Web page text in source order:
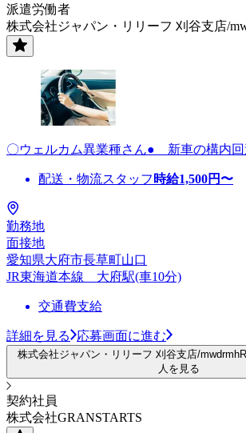
派遣労働者
株式会社ジャパン・リリーフ 刈谷支店/
〇ウェルカム異業種さん● 新車の構内
配送・物流スタッフ 時給1,500円〜
勤務地
面接地
愛知県大府市長草町山口
JR東海道本線 大府駅(車10分)
交通費支給
詳細を見る 応募画面に進む
株式会社ジャパン・リリーフ 刈谷支店/
人を見る
契約社員
株式会社GRANSTARTS